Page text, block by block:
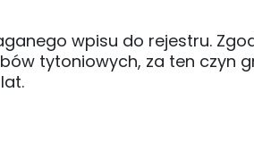
wpisu do rejestru.
tytoniowych, za ten czyn